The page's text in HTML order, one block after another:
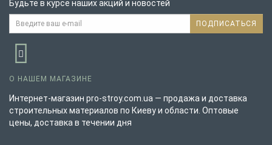
Будьте в курсе наших акций и новостей
ПОДПИСАТЬСЯ
О НАШЕМ МАГАЗИНЕ
Интернет-магазин pro-stroy.com.ua — продажа и доставка
строительных материалов по Киеву и области. Оптовые
цены, доставка в течении дня